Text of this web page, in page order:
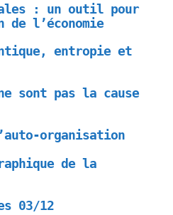
: un outil pour
l’économie
entropie et
sont pas la cause
organisation
de la
03/12